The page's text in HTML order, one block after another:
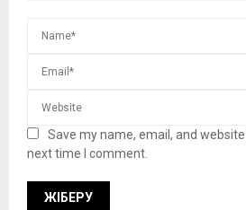
Save my name, email, and
next time I comment.